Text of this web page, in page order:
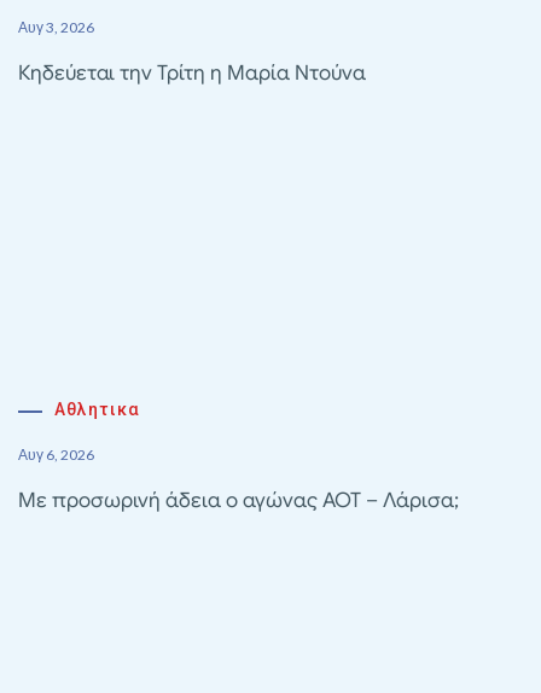
Αυγ 3, 2026
Κηδεύεται την Τρίτη η Μαρία Ντούνα
Αθλητικα
Αυγ 6, 2026
Με προσωρινή άδεια ο αγώνας ΑΟΤ – Λάρισα;